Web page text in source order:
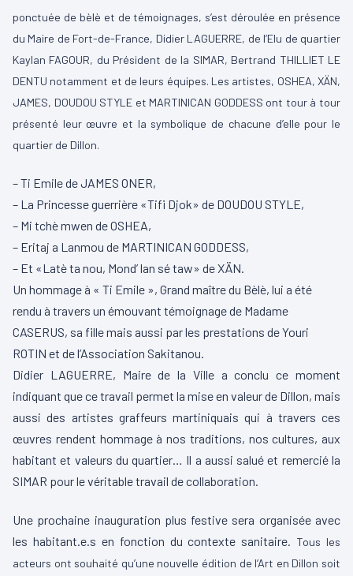
ponctuée de bèlè et de témoignages, s’est déroulée en présence
du Maire de Fort-de-France, Didier LAGUERRE, de l’Elu de quartier
Kaylan FAGOUR, du Président de la SIMAR, Bertrand THILLIET LE
DENTU notamment et de leurs équipes. Les artistes, OSHEA, XÄN,
JAMES, DOUDOU STYLE et MARTINICAN GODDESS ont tour à tour
présenté leur œuvre et la symbolique de chacune d’elle pour le
quartier de Dillon.
– Ti Emile de JAMES ONER,
– La Princesse guerrière «Tifi Djok» de DOUDOU STYLE,
– Mi tchè mwen de OSHEA,
– Eritaj a Lanmou de MARTINICAN GODDESS,
– Et «Latè ta nou, Mond’ lan sé taw» de XÄN.
Un hommage à « Ti Emile », Grand maître du Bèlè, lui a été
rendu à travers un émouvant témoignage de Madame
CASERUS, sa fille mais aussi par les prestations de Youri
ROTIN et de l’Association Sakitanou.
Didier LAGUERRE, Maire de la Ville a conclu ce moment
indiquant que ce travail permet la mise en valeur de Dillon, mais
aussi des artistes graffeurs martiniquais qui à travers ces
œuvres rendent hommage à nos traditions, nos cultures, aux
habitant et valeurs du quartier… Il a aussi salué et remercié la
SIMAR pour le véritable travail de collaboration.
Une prochaine inauguration plus festive sera organisée avec
les habitant.e.s en fonction du contexte sanitaire. Tous les
acteurs ont souhaité qu’une nouvelle édition de l’Art en Dillon soit